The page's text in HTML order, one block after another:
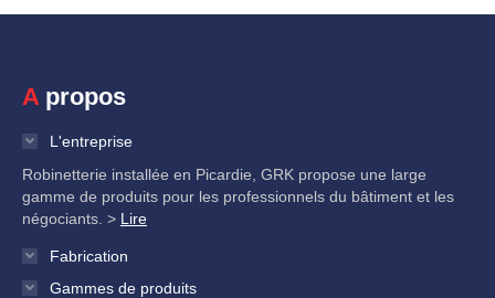
A propos
L'entreprise
Robinetterie installée en Picardie, GRK propose une large
gamme de produits pour les professionnels du bâtiment et les
négociants. > Lire
Fabrication
Gammes de produits